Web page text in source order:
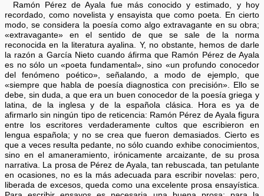
Ramón Pérez de Ayala fue más conocido y estimado, y hoy
recordado, como novelista y ensayista que como poeta. En cierto
modo, se considera la poesía como algo extravagante en su obra;
«extravagante» en el sentido de que se sale de la norma
reconocida en la literatura ayalina. Y, no obstante, hemos de darle
la razón a García Nieto cuando áfirma que Ramón Pérez de Ayala
es no sólo un «poeta fundamental», sino «un profundo conocedor
del fenómeno poético», señalando, a modo de ejemplo, que
«siempre que habla de poesía diagnostica con precisión». Ello se
debe, sin duda, a que era un buen conocedor de la poesía griega y
latina, de la inglesa y de la española clásica. Hora es ya de
afirmarlo sin ningún tipo de reticencia: Ramón Pérez de Ayala figura
entre los escritores verdaderamente cultos que escribieron en
lengua española; y no se crea que fueron demasiados. Cierto es
que a veces resulta pedante, no sólo cuando exhibe conocimientos,
sino en el amaneramiento, irónicamente arcaizante, de su prosa
narrativa. La prosa de Pérez de Ayala, tan rebuscada, tan petulante
en ocasiones, no es la más adecuada para escribir novelas: pero,
liberada de excesos, queda como una excelente prosa ensayística.